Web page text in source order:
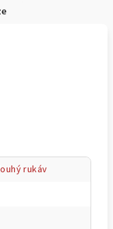
rukáv